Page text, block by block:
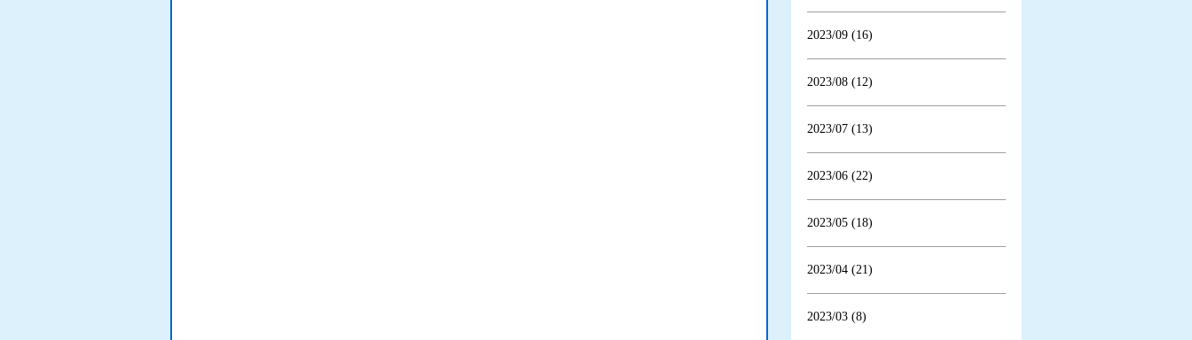
2023/09 (16)
2023/08 (12)
2023/07 (13)
2023/06 (22)
2023/05 (18)
2023/04 (21)
2023/03 (8)